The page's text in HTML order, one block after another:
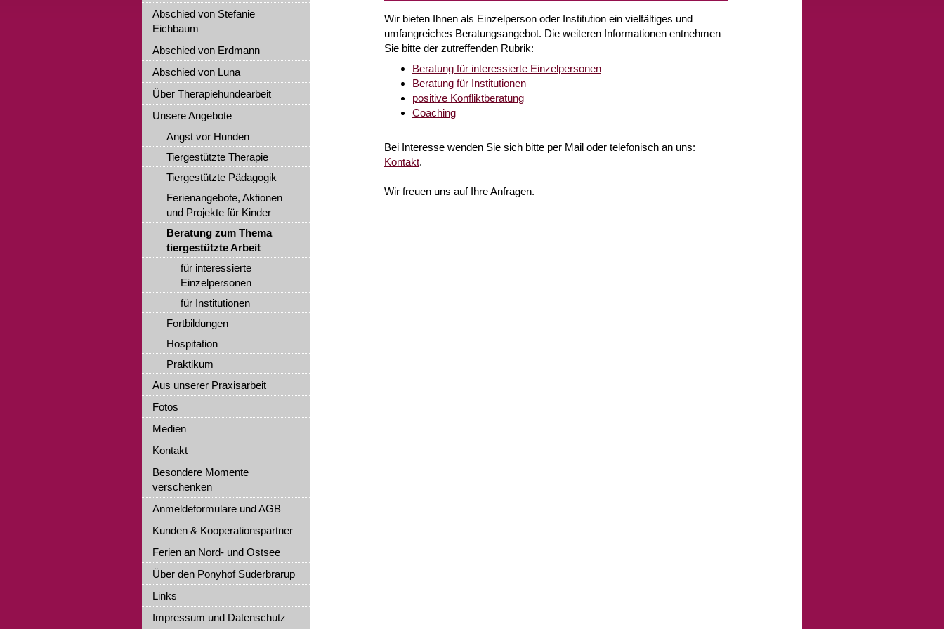
Wir bieten Ihnen als Einzelperson oder Institution ein vielfältiges und
umfangreiches Beratungsangebot. Die weiteren Informationen entnehmen
Sie bitte der zutreffenden Rubrik:
Beratung für interessierte Einzelpersonen
Beratung für Institutionen
positive Konfliktberatung
Coaching
Bei Interesse wenden Sie sich bitte per Mail oder telefonisch an uns:
Kontakt.
Wir freuen uns auf Ihre Anfragen.
Abschied von Stefanie
Eichbaum
Abschied von Erdmann
Abschied von Luna
Über Therapiehundearbeit
Unsere Angebote
Angst vor Hunden
Tiergestützte Therapie
Tiergestützte Pädagogik
Ferienangebote, Aktionen
und Projekte für Kinder
Beratung zum Thema
tiergestützte Arbeit
für interessierte
Einzelpersonen
für Institutionen
Fortbildungen
Hospitation
Praktikum
Aus unserer Praxisarbeit
Fotos
Medien
Kontakt
Besondere Momente
verschenken
Anmeldeformulare und AGB
Kunden & Kooperationspartner
Ferien an Nord- und Ostsee
Über den Ponyhof Süderbrarup
Links
Impressum und Datenschutz